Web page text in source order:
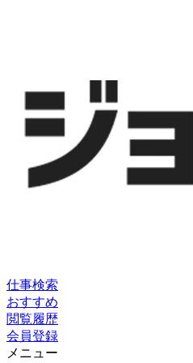
仕事検索
おすすめ
閲覧履歴
会員登録
メニュー